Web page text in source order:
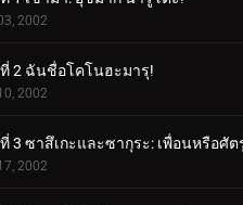
2002
2 ฉันชื่อโคโนฮะมารุ!
2002
3 ซาสึเกะและซากุระ: เพื่อนหรือศัต
2002